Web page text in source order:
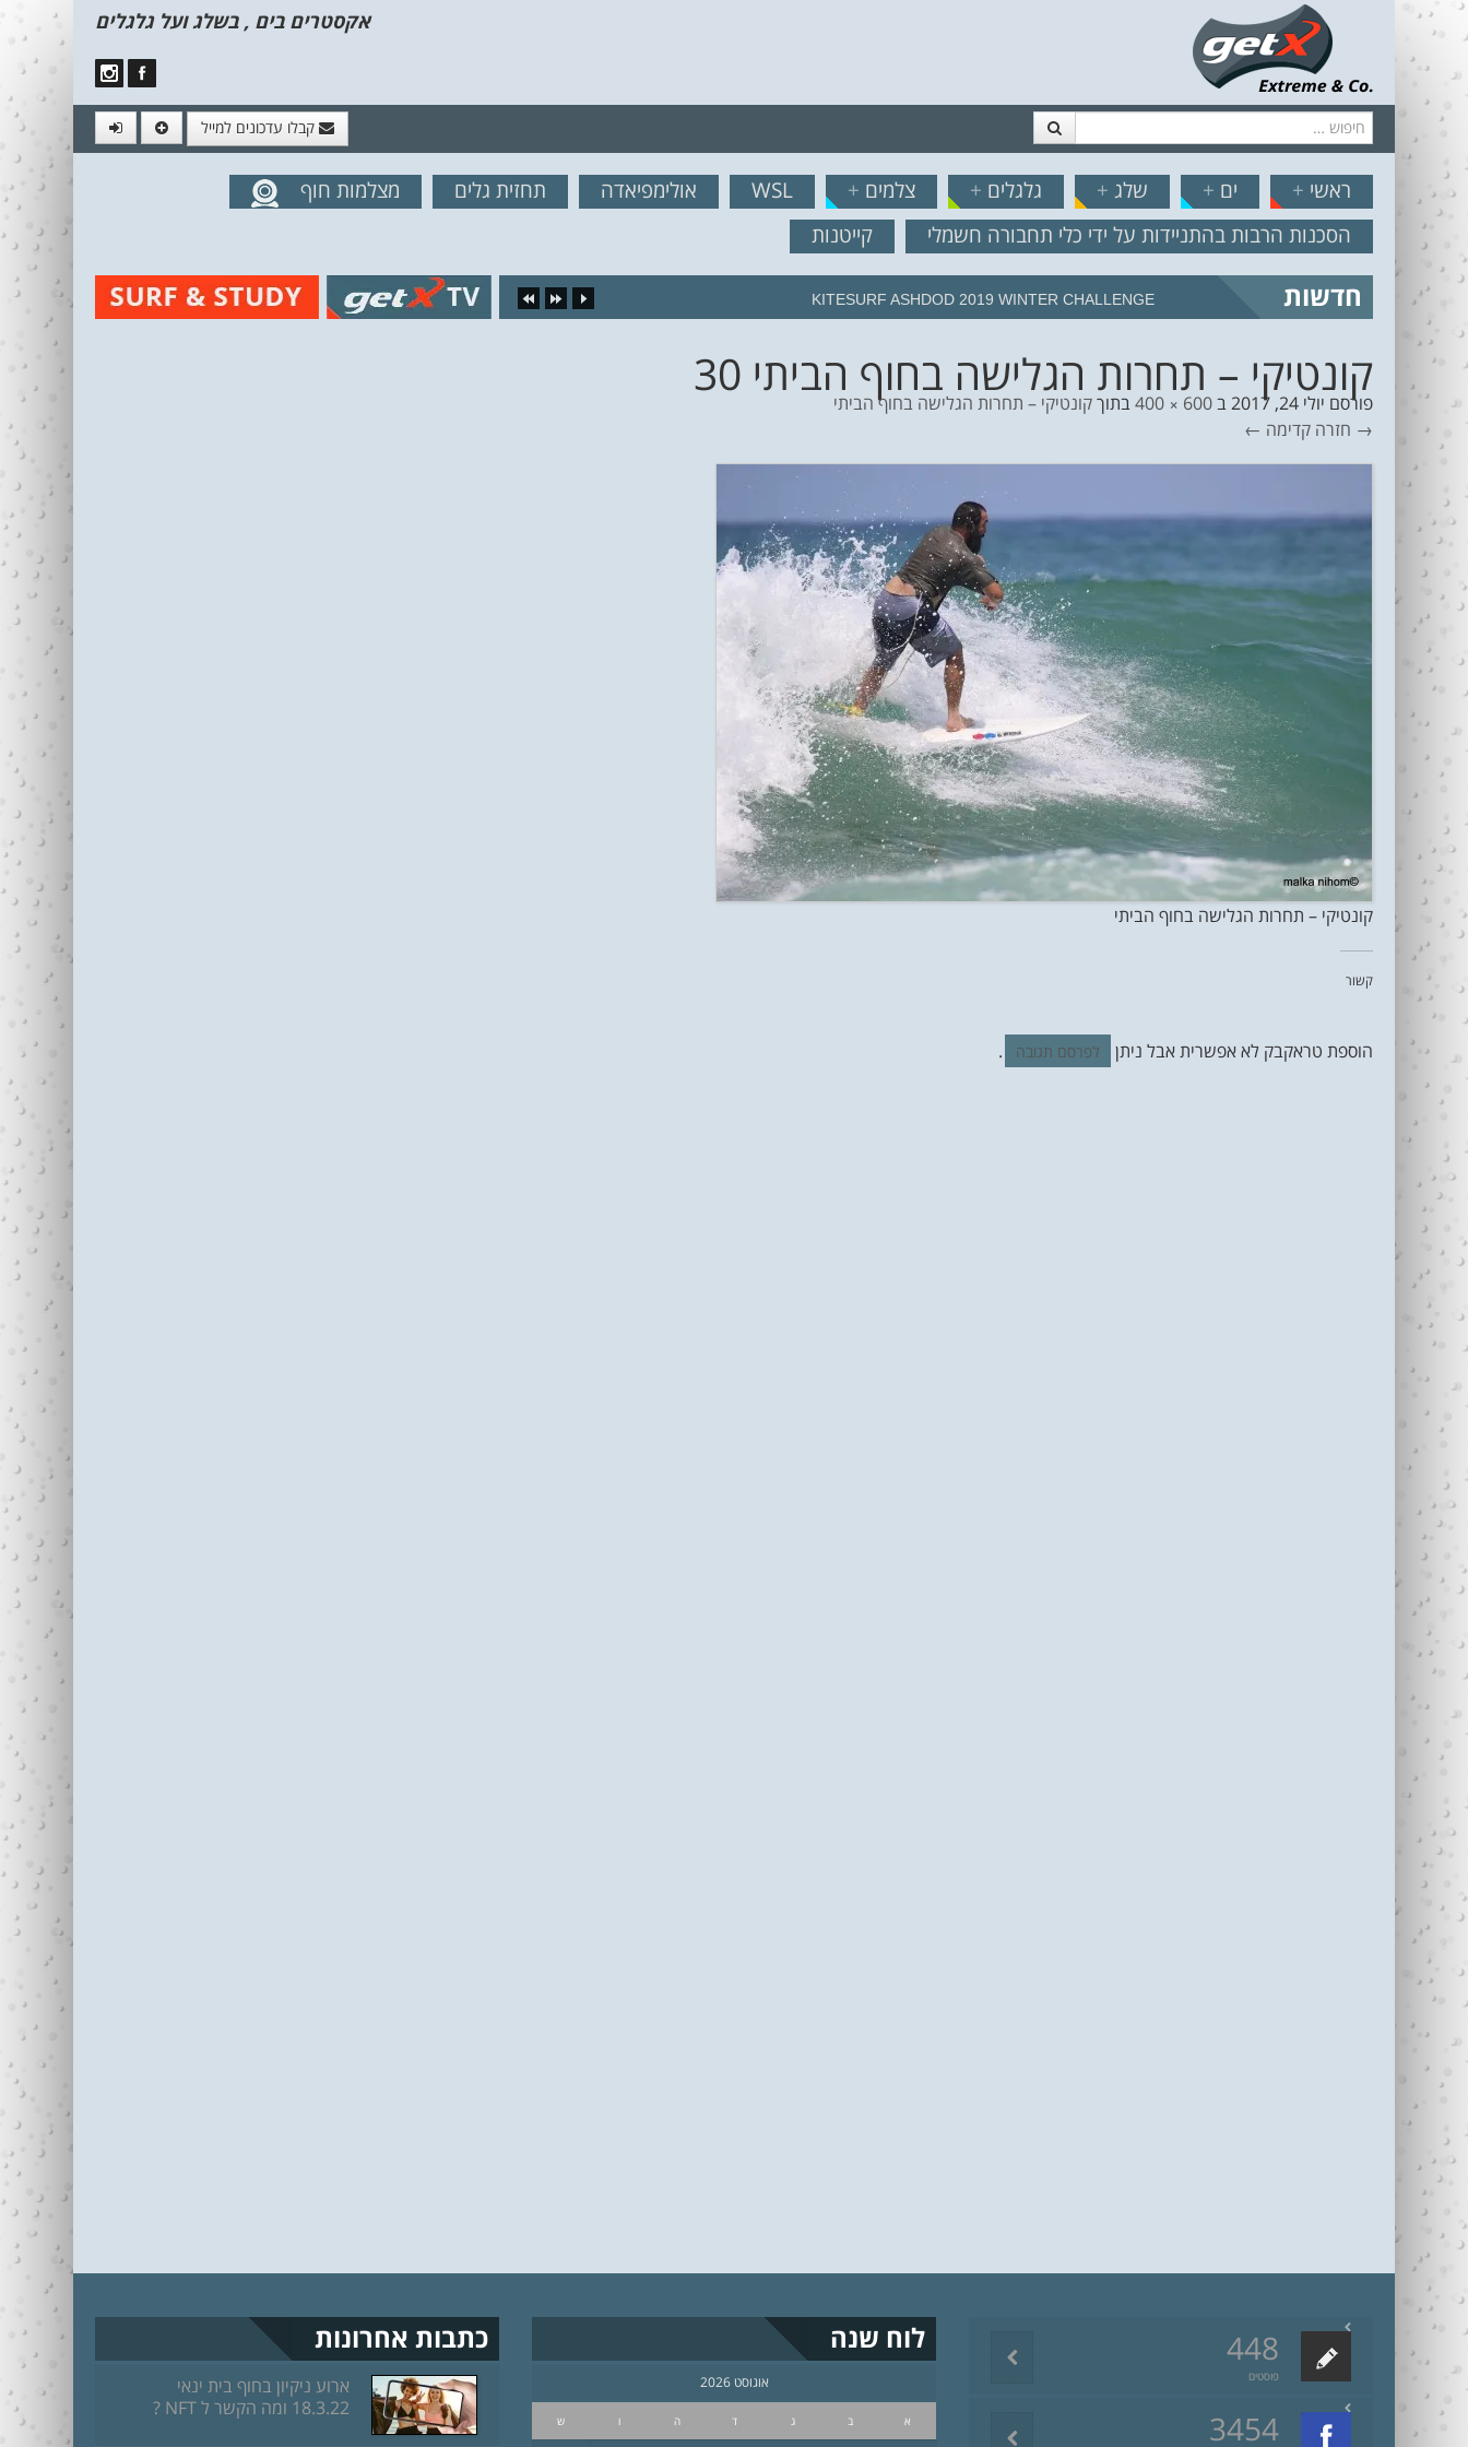
אקסטרים בים , בשלג ועל גלגלים
חיפוש קבלו עדכונים למייל
// הצטרף לרשימת תפוצה!נשמח לשלוח לך עדכונים חמים מהאתר תפריט
דלג לתוכן
ראשי + ים + שלג + גלגלים + צלמים +
WSL אולימפיאדה תחזית גלים
מצלמות חוף
הסכנות הרבות בהתניידות על ידי כלי תחבורה חשמלי
קייטנות
חדשות KITESURF ASHDOD 2019 WINTER CHALLENGE
קונטיקי – תחרות הגלישה בחוף הביתי 30
פורסם יולי 24, 2017 ב600 × 400 בתוךקונטיקי – תחרות הגלישה בחוף הביתי
→ חזרה קדימה ←
קונטיקי – תחרות הגלישה בחוף הביתי
קשור
הוספת טראקבק לא אפשרית אבל ניתן לפרסם תגובה .
448
פוסטים
3454
לוח שנה
אוגוסט 2026
א ב ג ד ה ו ש
כתבות אחרונות
ארוע ניקיון בחוף בית ינאי
18.3.22 ומה הקשר ל NFT ?